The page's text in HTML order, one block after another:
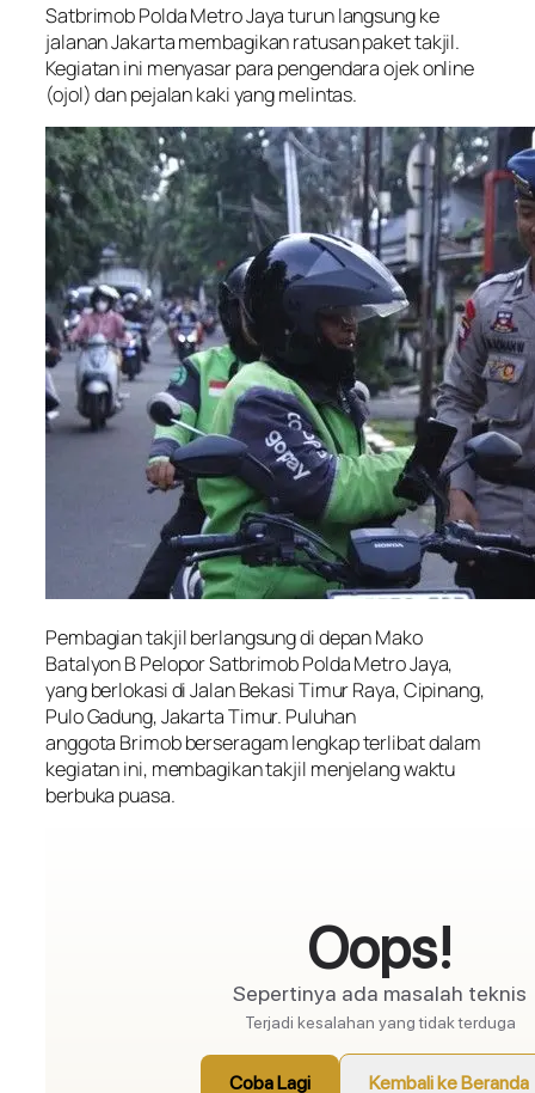
Satbrimob Polda Metro Jaya turun langsung ke
jalanan Jakarta membagikan ratusan paket takjil.
Kegiatan ini menyasar para pengendara ojek online
(ojol) dan pejalan kaki yang melintas.
Pembagian takjil berlangsung di depan Mako
Batalyon B Pelopor Satbrimob Polda Metro Jaya,
yang berlokasi di Jalan Bekasi Timur Raya, Cipinang,
Pulo Gadung, Jakarta Timur. Puluhan
anggota Brimob berseragam lengkap terlibat dalam
kegiatan ini, membagikan takjil menjelang waktu
berbuka puasa.